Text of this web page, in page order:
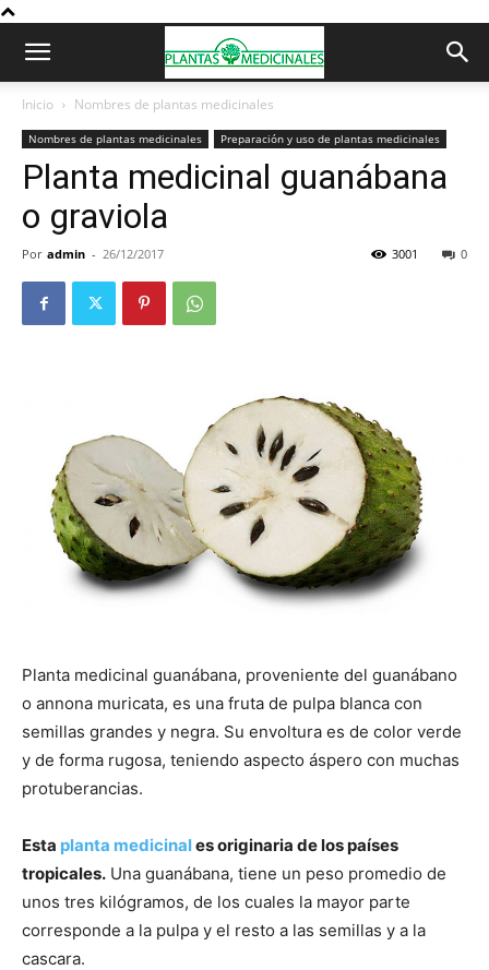
Inicio Nombres de plantas medicinales
Nombres de plantas medicinales Preparación y uso de plantas medicinales
Planta medicinal guanábana
o graviola
Por admin - 26/12/2017 0
3001
Planta medicinal guanábana, proveniente del guanábano
o annona muricata, es una fruta de pulpa blanca con
semillas grandes y negra. Su envoltura es de color verde
y de forma rugosa, teniendo aspecto áspero con muchas
protuberancias.
Esta planta medicinales originaria de los países
tropicales. Una guanábana, tiene un peso promedio de
unos tres kilógramos, de los cuales la mayor parte
corresponde a la pulpa y el resto a las semillas y a la
cascara.